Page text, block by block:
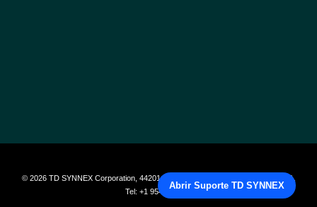
© 2026 TD SYNNEX Corporation, 44201 Nobel Drive, Fremont, CA 94538, USA,
Tel: +1 954 308 057
Abrir Suporte TD SYNNEX